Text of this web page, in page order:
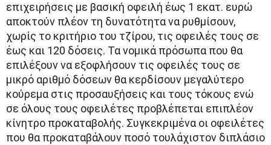
επιχειρήσεις με βασική οφειλή έως 1 εκατ. ευρώ
αποκτούν πλέον τη δυνατότητα να ρυθμίσουν,
χωρίς το κριτήριο του τζίρου, τις οφειλές τους σε
έως και 120 δόσεις. Τα νομικά πρόσωπα που θα
επιλέξουν να εξοφλήσουν τις οφειλές τους σε
μικρό αριθμό δόσεων θα κερδίσουν μεγαλύτερο
κούρεμα στις προσαυξήσεις και τους τόκους ενώ
σε όλους τους οφειλέτες προβλέπεται επιπλέον
κίνητρο προκαταβολής. Συγκεκριμένα οι οφειλέτες
που θα προκαταβάλουν ποσό τουλάχιστον διπλάσιο